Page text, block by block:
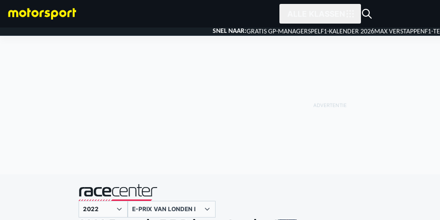
SNEL NAAR:GRATIS GP-MANAGERSPELF1-KALENDER 2026MAX VERSTAPPENF1-
gepresenteerd door
E-PRIX VAN LONDEN I